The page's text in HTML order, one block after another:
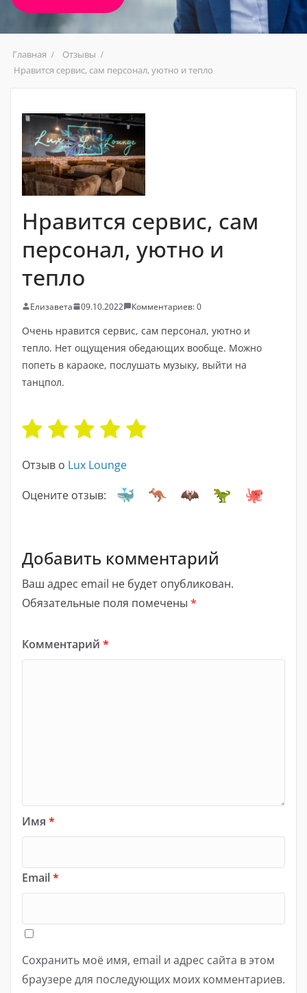
Главная
Отзывы
Нравится сервис, сам персонал, уютно и тепло
Нравится сервис, сам
персонал, уютно и
тепло
Елизавета 09.10.2022 Комментариев: 0
Очень нравится сервис, сам персонал, уютно и
тепло. Нет ощущения обедающих вообще. Можно
попеть в караоке, послушать музыку, выйти на
танцпол.
Отзыв о Lux Lounge
Оцените отзыв:
Добавить комментарий
Ваш адрес email не будет опубликован.
Обязательные поля помечены *
Комментарий *
Имя *
Email*
Сохранить моё имя, email и адрес сайта в этом
браузере для последующих моих комментариев.